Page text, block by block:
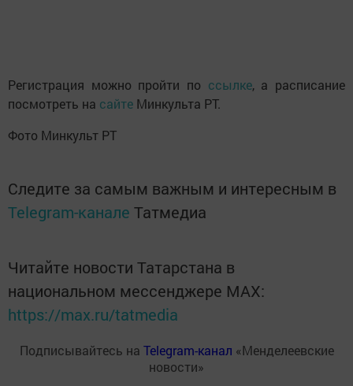
Регистрация можно пройти по ссылке, а расписание
посмотреть на сайте Минкульта РТ.
Фото Минкульт РТ
Следите за самым важным и интересным в
Telegram-канале Татмедиа
Читайте новости Татарстана в
национальном мессенджере MАХ:
https://max.ru/tatmedia
Подписывайтесь на Telegram-канал «Менделеевские
новости»